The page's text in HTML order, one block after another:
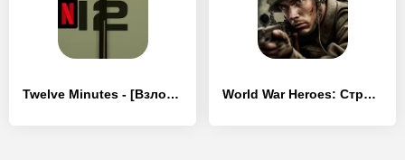
Twelve Minutes - [Взлом/МОД Меню] World War Heroes: Стрелялки - [Взлом/МОД Меню]